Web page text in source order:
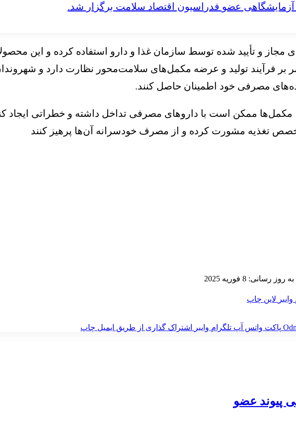
عضو فدراسیون اقتصاد سلامت برگزار شد.
و تأیید شده توسط سازمان غذا و دارو استفاده کرده و این
بر فرآیند تولید و عرضه مکمل‌های سلامت‌محور نظارت دارد و
مصرفی خود اطمینان حاصل کنند.
مکمل‌ها ممکن است با داروهای مصرفی تداخل داشته و خطراتی ایجاد
تغذیه مشورت کرده و از مصرف خودسرانه آن‌ها پرهیز کنند
رسانی: 8 فوریه 2025
وایبر لاین چاپ
پاکت واتس آپ تلگرام وایبر اشتراک گذاری از طریق ایمیل چاپ
پیوند عضو